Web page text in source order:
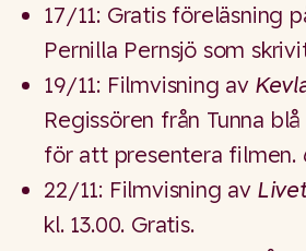
17/11: Gratis föreläsning
Pernilla Pernsjö som
19/11: Filmvisning av
Regissören från Tunna
för att presentera filmen.
22/11: Filmvisning av
kl. 13.00. Gratis.